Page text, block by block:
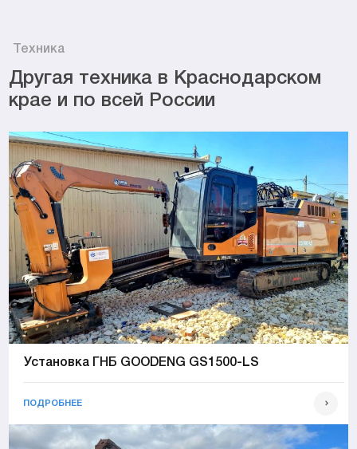
Техника
Другая техника в Краснодарском
крае и по всей России
Установка ГНБ GOODENG GS1500-LS
ПОДРОБНЕЕ